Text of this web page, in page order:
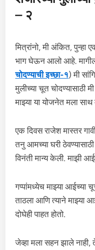
– २
मित्रांनो, मी अंकित, पुन्हा
भाग घेऊन आलो आहे.
चोदण्याची इच्छा-१) मी
मुलीच्या चूत चोदण्यासाठी
माझ्या या योजनेत मला साथ
एक दिवस राजेश मास्तर
तनु आमच्या घरी ठेवण्यासाठी
विनंती मान्य केली. माझी
गप्पांमध्येच माझ्या आईच्या
ताठला आणि त्याने माझ्या
दोघेही पाहत होतो.
जेव्हा मला सहन झाले